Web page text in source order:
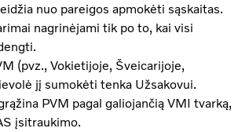
nuo pareigos apmokėti sąskaitas.
nagrinėjami tik po to, kai visi
(pvz., Vokietijoje, Šveicarijoje,
jį sumokėti tenka Užsakovui.
PVM pagal galiojančią VMI tvarką,
įsitraukimo.